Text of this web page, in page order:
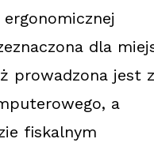
dla
prowadzona jest z
a
fiskalnym